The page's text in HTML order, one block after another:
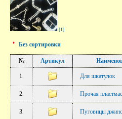
[1]
Без сортировки
№ Артикул
1. Для шкатулок
2. Прочая
3. Пуговицы